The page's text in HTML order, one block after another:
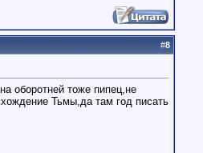
#8
оборотней тоже пипец,не
Тьмы,да там год писать